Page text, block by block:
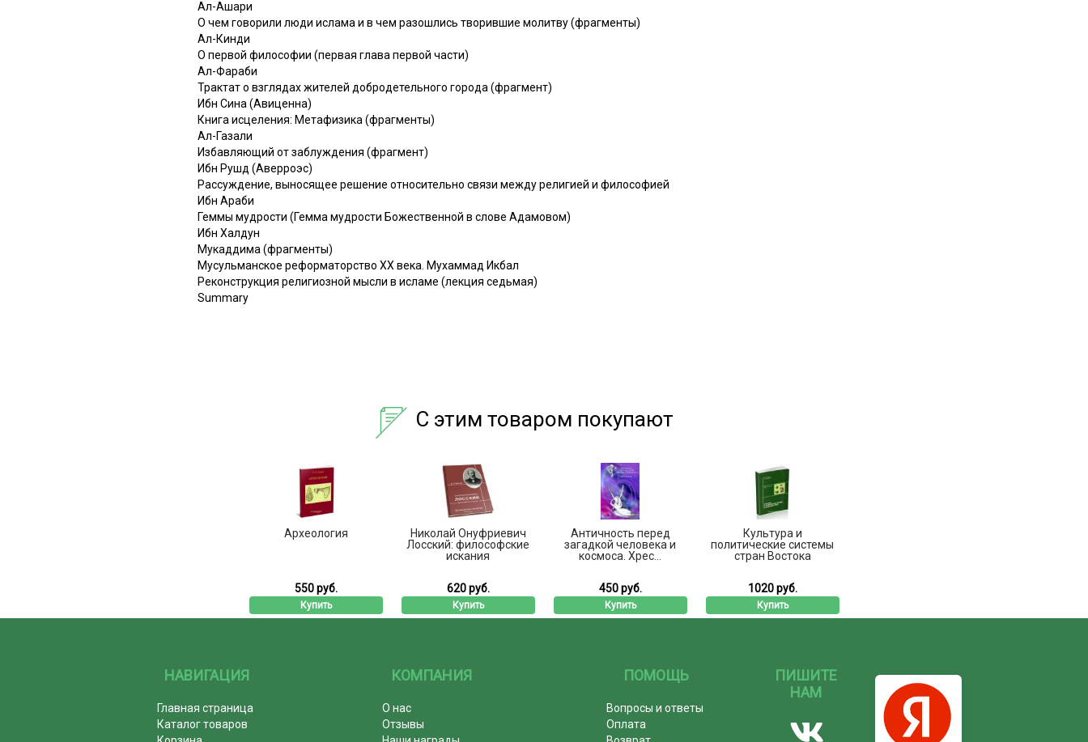
Ал-Ашари
О чем говорили люди ислама и в чем разошлись творившие молитву (фрагменты)
Ал-Кинди
О первой философии (первая глава первой части)
Ал-Фараби
Трактат о взглядах жителей добродетельного города (фрагмент)
Ибн Сина (Авиценна)
Книга исцеления: Метафизика (фрагменты)
Ал-Газали
Избавляющий от заблуждения (фрагмент)
Ибн Рушд (Аверроэс)
Рассуждение, выносящее решение относительно связи между религией и философией
Ибн Араби
Геммы мудрости (Гемма мудрости Божественной в слове Адамовом)
Ибн Халдун
Мукаддима (фрагменты)
Мусульманское реформаторство XX века. Мухаммад Икбал
Реконструкция религиозной мысли в исламе (лекция седьмая)
Summary
С этим товаром покупают
Археология
550 руб.
Купить
Николай Онуфриевич
Лосский: философские
искания
620 руб.
Купить
Античность перед
загадкой человека и
космоса. Хрес...
450 руб.
Купить
Культура и
политические системы
стран Востока
1020 руб.
Купить
НАВИГАЦИЯ
Главная страница
Каталог товаров
КОМПАНИЯ
О нас
Отзывы
ПОМОЩЬ
Вопросы и ответы
Оплата
ПИШИТЕ
НАМ